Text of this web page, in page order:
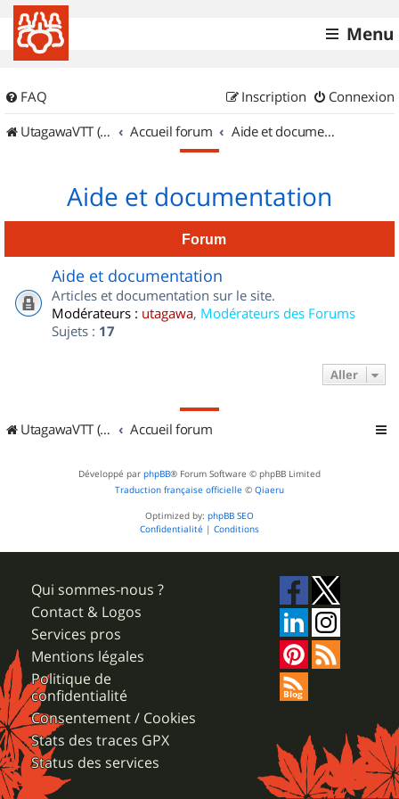
Menu
FAQ Connexion
Inscription
UtagawaVTT (Randos VTT et VTTAE avec traces GPS)
Accueil forum Aide et documentation
Aide et documentation
Forum
Aide et documentation
Articles et documentation sur le site.
Modérateurs : utagawa, Modérateurs des Forums
Sujets : 17
Aller
UtagawaVTT (Randos VTT et VTTAE avec traces GPS) Accueil forum
Développé par phpBB® Forum Software © phpBB Limited
Traduction française officielle © Qiaeru
Optimized by: phpBB SEO
Confidentialité | Conditions
Qui sommes-nous ?
Contact & Logos
Services pros
Mentions légales
Politique de
confidentialité
Consentement / Cookies
Stats des traces GPX
Status des services